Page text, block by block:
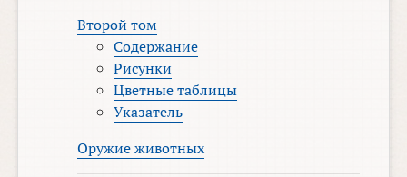
Второй том
Содержание
Рисунки
Цветные таблицы
Указатель
Оружие животных